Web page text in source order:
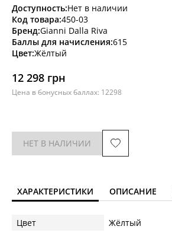
Доступность:Нет в наличии
Код товара:450-03
Бренд:Gianni Dalla Riva
Баллы для начисления:615
Цвет:Жёлтый
12 298 грн
Цена в бонусных баллах: 12298
НЕТ В НАЛИЧИИ
ХАРАКТЕРИСТИКИ ОПИСАНИЕ
Цвет Жёлтый